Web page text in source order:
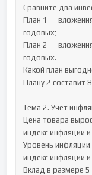
Сравните два
План 1 —
годовых;
План 2 —
годовых.
Какой план
Плану 2 составит
Тема 2. Учет
Цена товара
индекс инфляции
Уровень инфляции
индекс инфляции
Вклад в размере